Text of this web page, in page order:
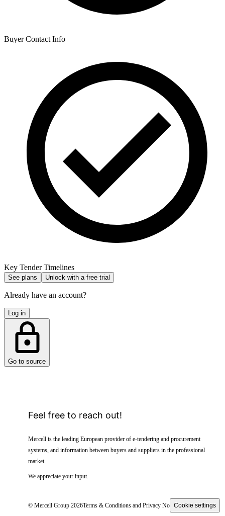
Buyer Contact Info
Key Tender Timelines
See plans Unlock with a free trial
Already have an account?
Log in
Go to source
Feel free to reach out!
Mercell is the leading European provider of e-tendering and procurement
systems, and information between buyers and suppliers in the professional
market.
We appreciate your input.
© Mercell Group 2026Terms & Conditions and Privacy NoticeCookie settings